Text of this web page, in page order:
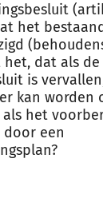
het
dat als
is
kan worden
het
een